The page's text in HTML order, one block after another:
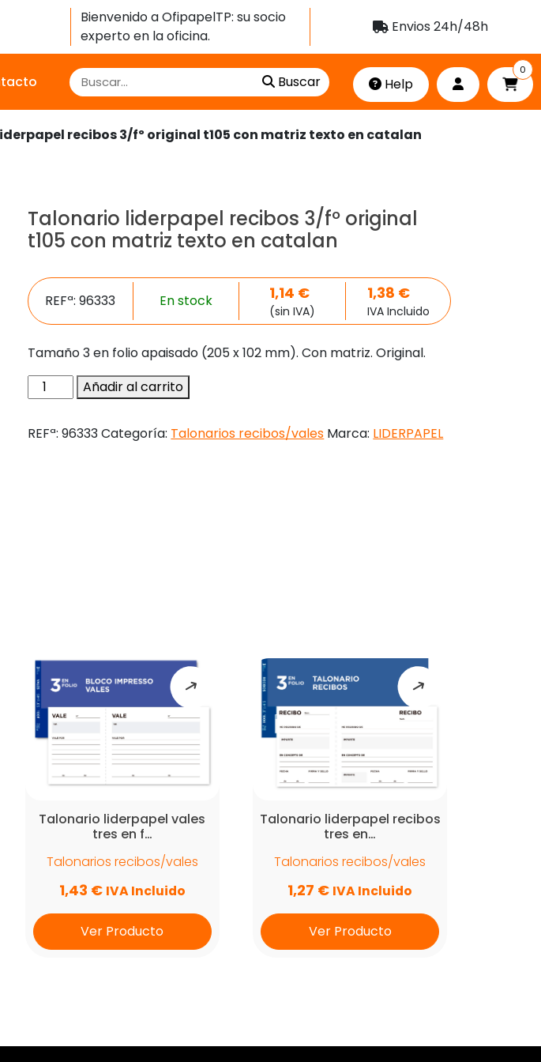
Bienvenido a OfipapelTP: su socio
experto en la oficina.
Envios 24h/48h
Buscar Help
0
recibos 3/fº original t105 con matriz texto en catalan
Talonario liderpapel recibos 3/fº original
t105 con matriz texto en catalan
REFª: 96333 En stock 1,14 €
(sin IVA)
1,38 €
IVA Incluido
Tamaño 3 en folio apaisado (205 x 102 mm). Con matriz. Original.
Talonario
liderpapel
3/fº
Añadir al carrito
REFª:96333Categoría: Talonarios recibos/vales Marca: LIDERPAPEL
Talonario liderpapel vales
tres en f…
Talonarios recibos/vales
1,43 € IVA Incluido
Ver Producto
Talonario liderpapel recibos
tres en…
Talonarios recibos/vales
1,27 € IVA Incluido
Ver Producto